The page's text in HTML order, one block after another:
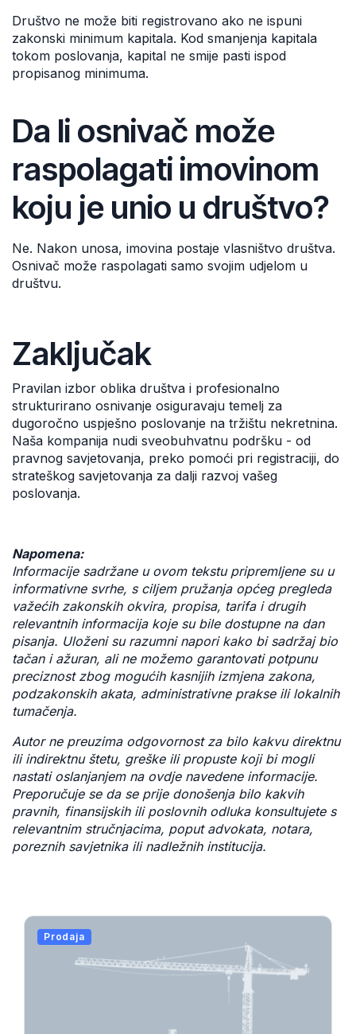
Društvo ne može biti registrovano ako ne ispuni
zakonski minimum kapitala. Kod smanjenja kapitala
tokom poslovanja, kapital ne smije pasti ispod
propisanog minimuma.
Da li osnivač može
raspolagati imovinom
koju je unio u društvo?
Ne. Nakon unosa, imovina postaje vlasništvo društva.
Osnivač može raspolagati samo svojim udjelom u
društvu.
Zaključak
Pravilan izbor oblika društva i profesionalno
strukturirano osnivanje osiguravaju temelj za
dugoročno uspješno poslovanje na tržištu nekretnina.
Naša kompanija nudi sveobuhvatnu podršku - od
pravnog savjetovanja, preko pomoći pri registraciji, do
strateškog savjetovanja za dalji razvoj vašeg
poslovanja.
Napomena:
Informacije sadržane u ovom tekstu pripremljene su u
informativne svrhe, s ciljem pružanja općeg pregleda
važećih zakonskih okvira, propisa, tarifa i drugih
relevantnih informacija koje su bile dostupne na dan
pisanja. Uloženi su razumni napori kako bi sadržaj bio
tačan i ažuran, ali ne možemo garantovati potpunu
preciznost zbog mogućih kasnijih izmjena zakona,
podzakonskih akata, administrativne prakse ili lokalnih
tumačenja.
Autor ne preuzima odgovornost za bilo kakvu direktnu
ili indirektnu štetu, greške ili propuste koji bi mogli
nastati oslanjanjem na ovdje navedene informacije.
Preporučuje se da se prije donošenja bilo kakvih
pravnih, finansijskih ili poslovnih odluka konsultujete s
relevantnim stručnjacima, poput advokata, notara,
poreznih savjetnika ili nadležnih institucija.
Prodaja